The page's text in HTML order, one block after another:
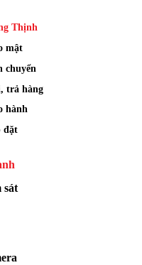
Thịnh
mật
chuyển
trả hàng
hành
đặt
sát